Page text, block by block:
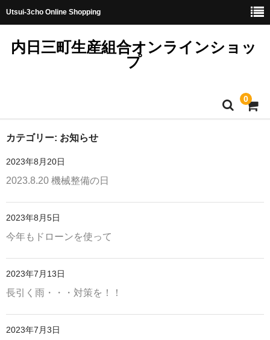
Utsui-3cho Online Shopping
内日三町生産組合オンラインショッ
プ
0
ホーム
トップ
レンジアップご飯
お米（無洗米）
しきゆたか
Wブレンド米
お米（白米）
カテゴリー: お知らせ
2023年8月20日
2023.8.20 機械整備の日
2023年8月5日
今年もドローンを使って
2023年7月13日
長引く雨・・・対策を！！
2023年7月3日